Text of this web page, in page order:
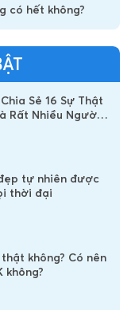
có hết không?
Sẻ 16 Sự Thật
Rất Nhiều Người
tự nhiên được
thời đại
không? Có nên
không?